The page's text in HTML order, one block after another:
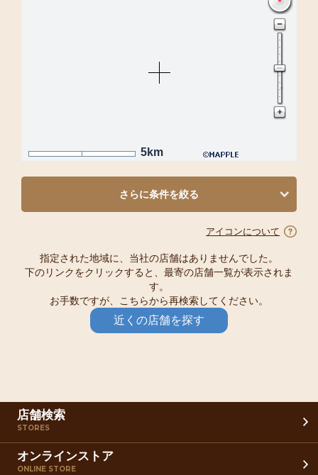
5km
さらに条件を絞る
アイコンについて
指定された地域に、当社の店舗はありませんでした。
下のリンクをクリックすると、最寄の店舗一覧が表示されま
す。
お手数ですが、こちらから再検索してください。
近くの店舗を探す
店舗検索
STORES
オンラインストア
ONLINE STORE